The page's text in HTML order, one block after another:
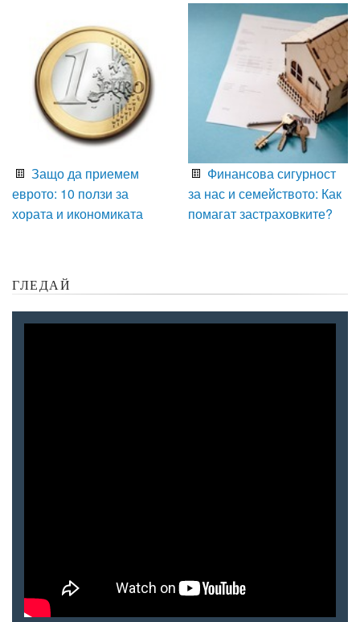
Защо да приемем
еврото: 10 ползи за
хората и икономиката
Финансова сигурност
за нас и семейството: Как
помагат застраховките?
ГЛЕДАЙ